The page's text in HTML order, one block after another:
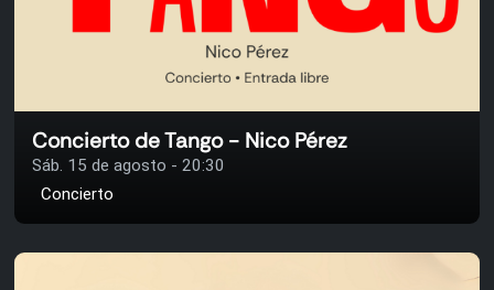
Concierto de Tango - Nico Pérez
Sáb. 15 de agosto - 20:30
Concierto